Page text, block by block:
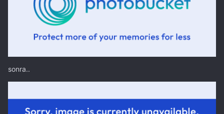
sonra..